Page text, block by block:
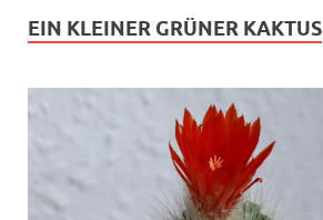
EIN KLEINER GRÜNER KAKTUS